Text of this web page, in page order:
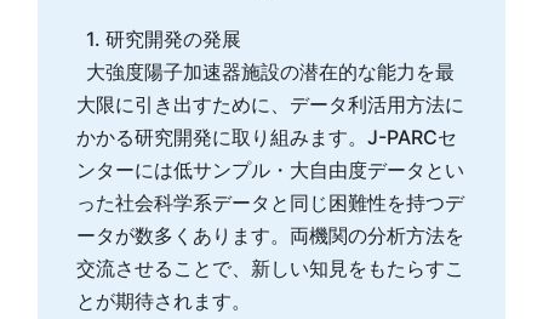
1. 研究開発の発展
大強度陽子加速器施設の潜在的な能力を最
大限に引き出すために、データ利活用方法に
かかる研究開発に取り組みます。J-PARCセ
ンターには低サンプル・大自由度データとい
った社会科学系データと同じ困難性を持つデ
ータが数多くあります。両機関の分析方法を
交流させることで、新しい知見をもたらすこ
とが期待されます。